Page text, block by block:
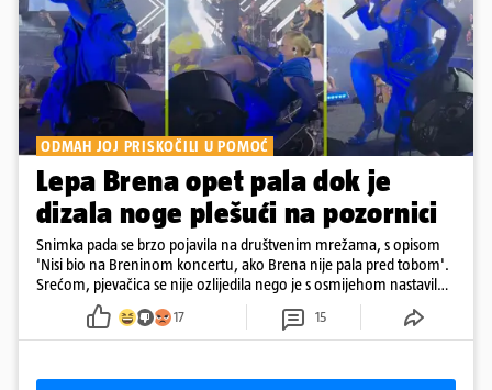
ODMAH JOJ PRISKOČILI U POMOĆ
Lepa Brena opet pala dok je
dizala noge plešući na pozornici
Snimka pada se brzo pojavila na društvenim mrežama, s opisom
'Nisi bio na Breninom koncertu, ako Brena nije pala pred tobom'.
Srećom, pjevačica se nije ozlijedila nego je s osmijehom nastavila
17 15